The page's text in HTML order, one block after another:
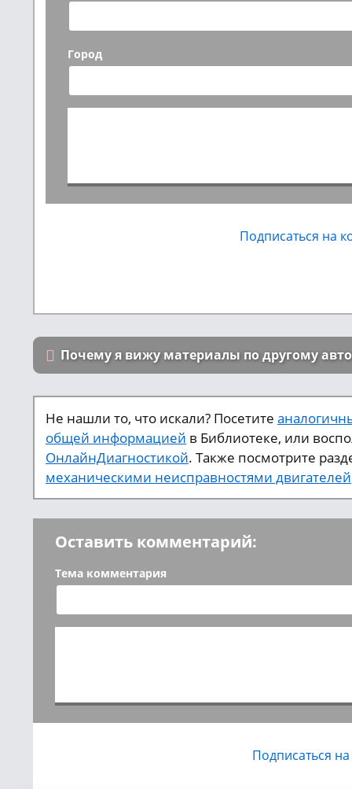
Город
Подписаться на
Почему я вижу материалы по другому
Не нашли то, что искали? Посетите
общей информацией в Библиотеке, или
ОнлайнДиагностикой. Также посмотрите
механическими неисправностями двигателей
Оставить комментарий:
Тема комментария
Подписаться